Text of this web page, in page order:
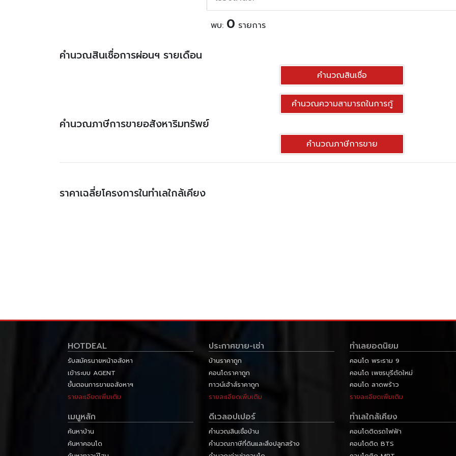
พบ: 0 รายการ
คำนวณสินเชื่อการผ่อนฯ รายเดือน
คำนวณสินเชื่อ
คำนวณความสามารถในการกู้
คำนวณภาษีการขายอสังหาริมทรัพย์
คำนวณภาษีการขาย
ราคาเฉลี่ยโครงการในทำเลใกล้เคียง
HOTDEAL
รับสมัครนายหน้าอสังหา
เข้าระบบ AGENT
ขั้นตอนการขายอสังหาฯ
รายละเอียดเพิ่มเติม
ประกาศขาย-เช่า
บ้านราคาถูก
คอนโดราคาถูก
ทาวน์เฮ้าส์ราคาถูก
รายละเอียดเพิ่มเติม
ทำเลยอดนิยม
คอนโด พระราม 9
คอนโด เพชรบุรีตัดใหม่
คอนโด ลาดพร้าว
รายละเอียดเพิ่มเติม
เมนูหลัก
ค้นหาบ้าน
ค้นหาคอนโด
ดีเวลอปเปอร์
คำนวณสินเชื่อบ้าน
คำนวณภาษีที่ดินและสิ่งปลูกสร้าง
ทำเลใกล้เคียง
คอนโดติดรถไฟฟ้า
คอนโดติด BTS